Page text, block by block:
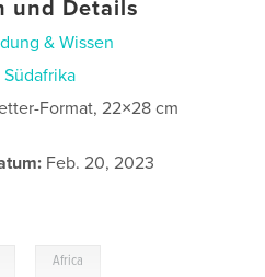
und Details
& Wissen
Südafrika
Format, 22×28 cm
Feb. 20, 2023
Africa